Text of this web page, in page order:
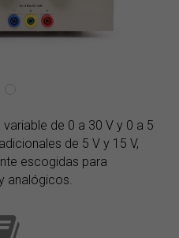
de 0 a 30 V y 0 a 5
de 5 V y 15 V,
escogidas para
analógicos.